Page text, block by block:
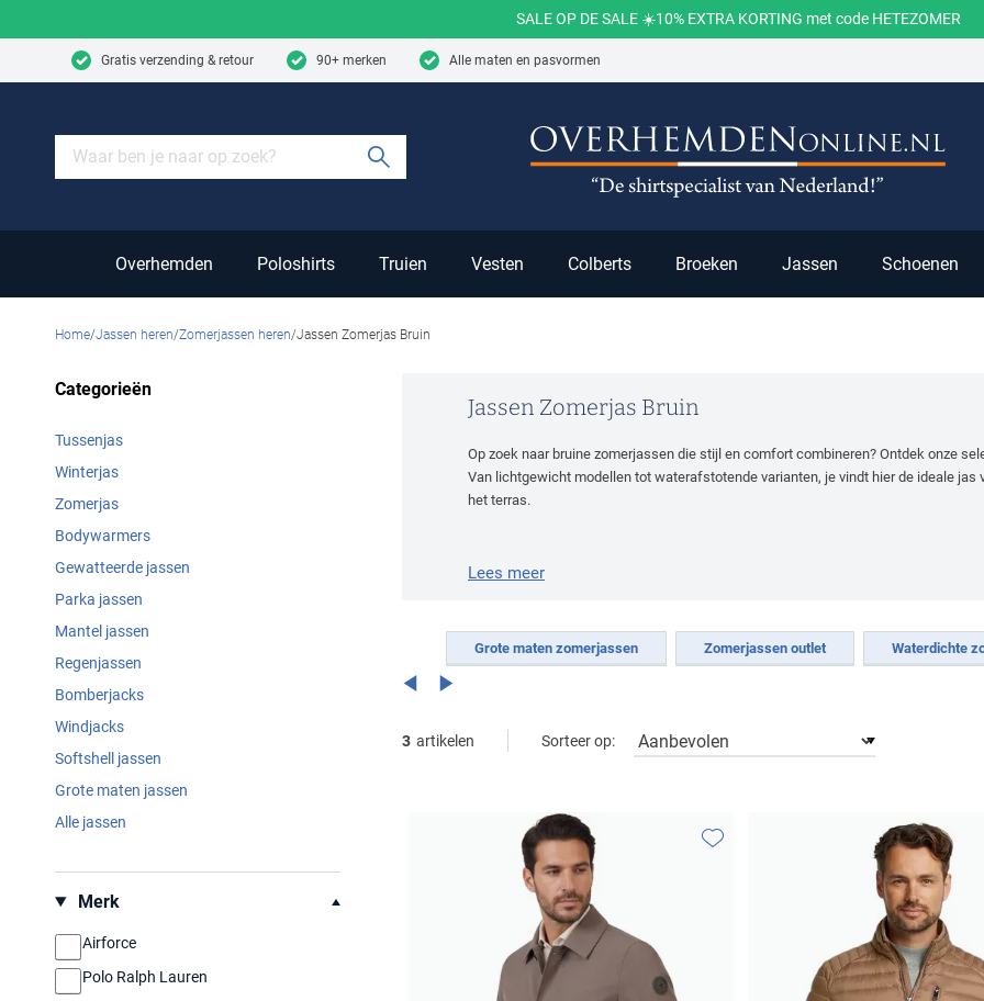
SALE OP DE SALE ☀️10% EXTRA KORTING met code HETEZOMER
Gratis verzending & retour 90+ merken Alle maten en pasvormen
Overhemden Poloshirts Truien Vesten Colberts Broeken Jassen Schoenen
Home Jassen heren Zomerjassen heren Jassen Zomerjas Bruin
Jassen Zomerjas Bruin
Op zoek naar bruine zomerjassen die stijl en comfort combineren? Ontdek onze
Van lichtgewicht modellen tot waterafstotende varianten, je vindt hier de ideale
het terras.
Lees meer
Grote maten zomerjassen Zomerjassen outlet Waterdichte
Categorieën
Tussenjas
Winterjas
Zomerjas
Bodywarmers
Gewatteerde jassen
Parka jassen
Mantel jassen
Regenjassen
Bomberjacks
Windjacks
Softshell jassen
Grote maten jassen
Alle jassen
Merk
Airforce
Polo Ralph Lauren
3 artikelen Sorteer op:
Toevoegen aan favorieten